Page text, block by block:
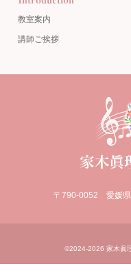
教室案内
講師ご挨拶
〒790-0052 愛媛県
©2024-2026 家木眞